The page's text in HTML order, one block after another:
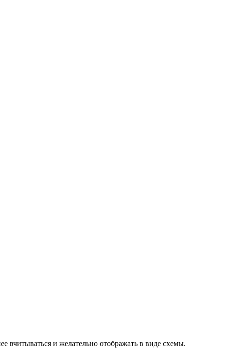
вчитываться и желательно отображать в виде схемы.